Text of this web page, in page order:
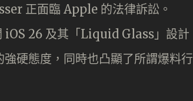
正面臨 Apple 的法律訴訟。
iOS 26 及其「Liquid Glass」設計
硬態度，同時也凸顯了所謂爆料行